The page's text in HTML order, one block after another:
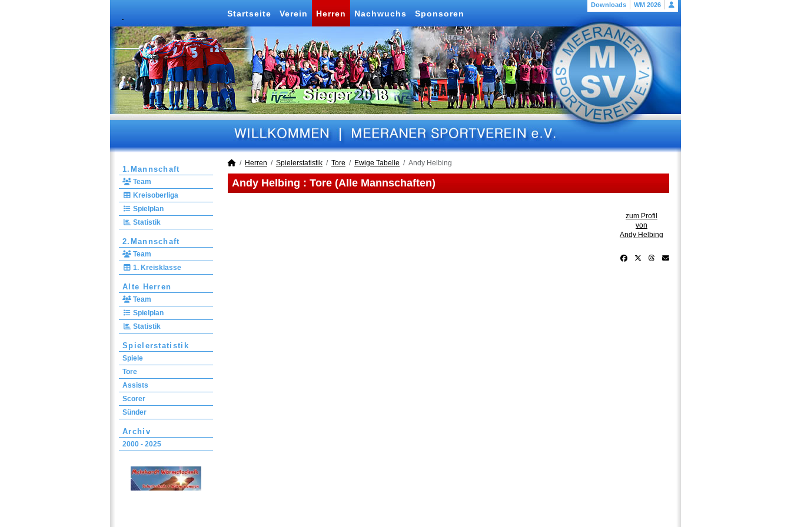
Downloads WM 2026
Startseite Verein Herren Nachwuchs Sponsoren
1.Mannschaft
Team
Kreisoberliga
Spielplan
Statistik
2.Mannschaft
Team
1. Kreisklasse
Alte Herren
Team
Spielplan
Statistik
Spielerstatistik
Spiele
Tore
Assists
Scorer
Sünder
Archiv
2000 - 2025
Herren Spielerstatistik Tore Ewige Tabelle Andy Helbing
Andy Helbing : Tore (Alle Mannschaften)
zum Profil
von
Andy Helbing